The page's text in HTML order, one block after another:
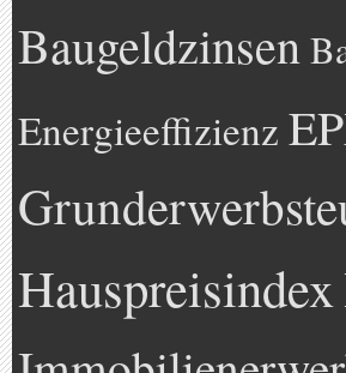
Baugeldzinsen
Energieeffizienz
Hauspreisindex